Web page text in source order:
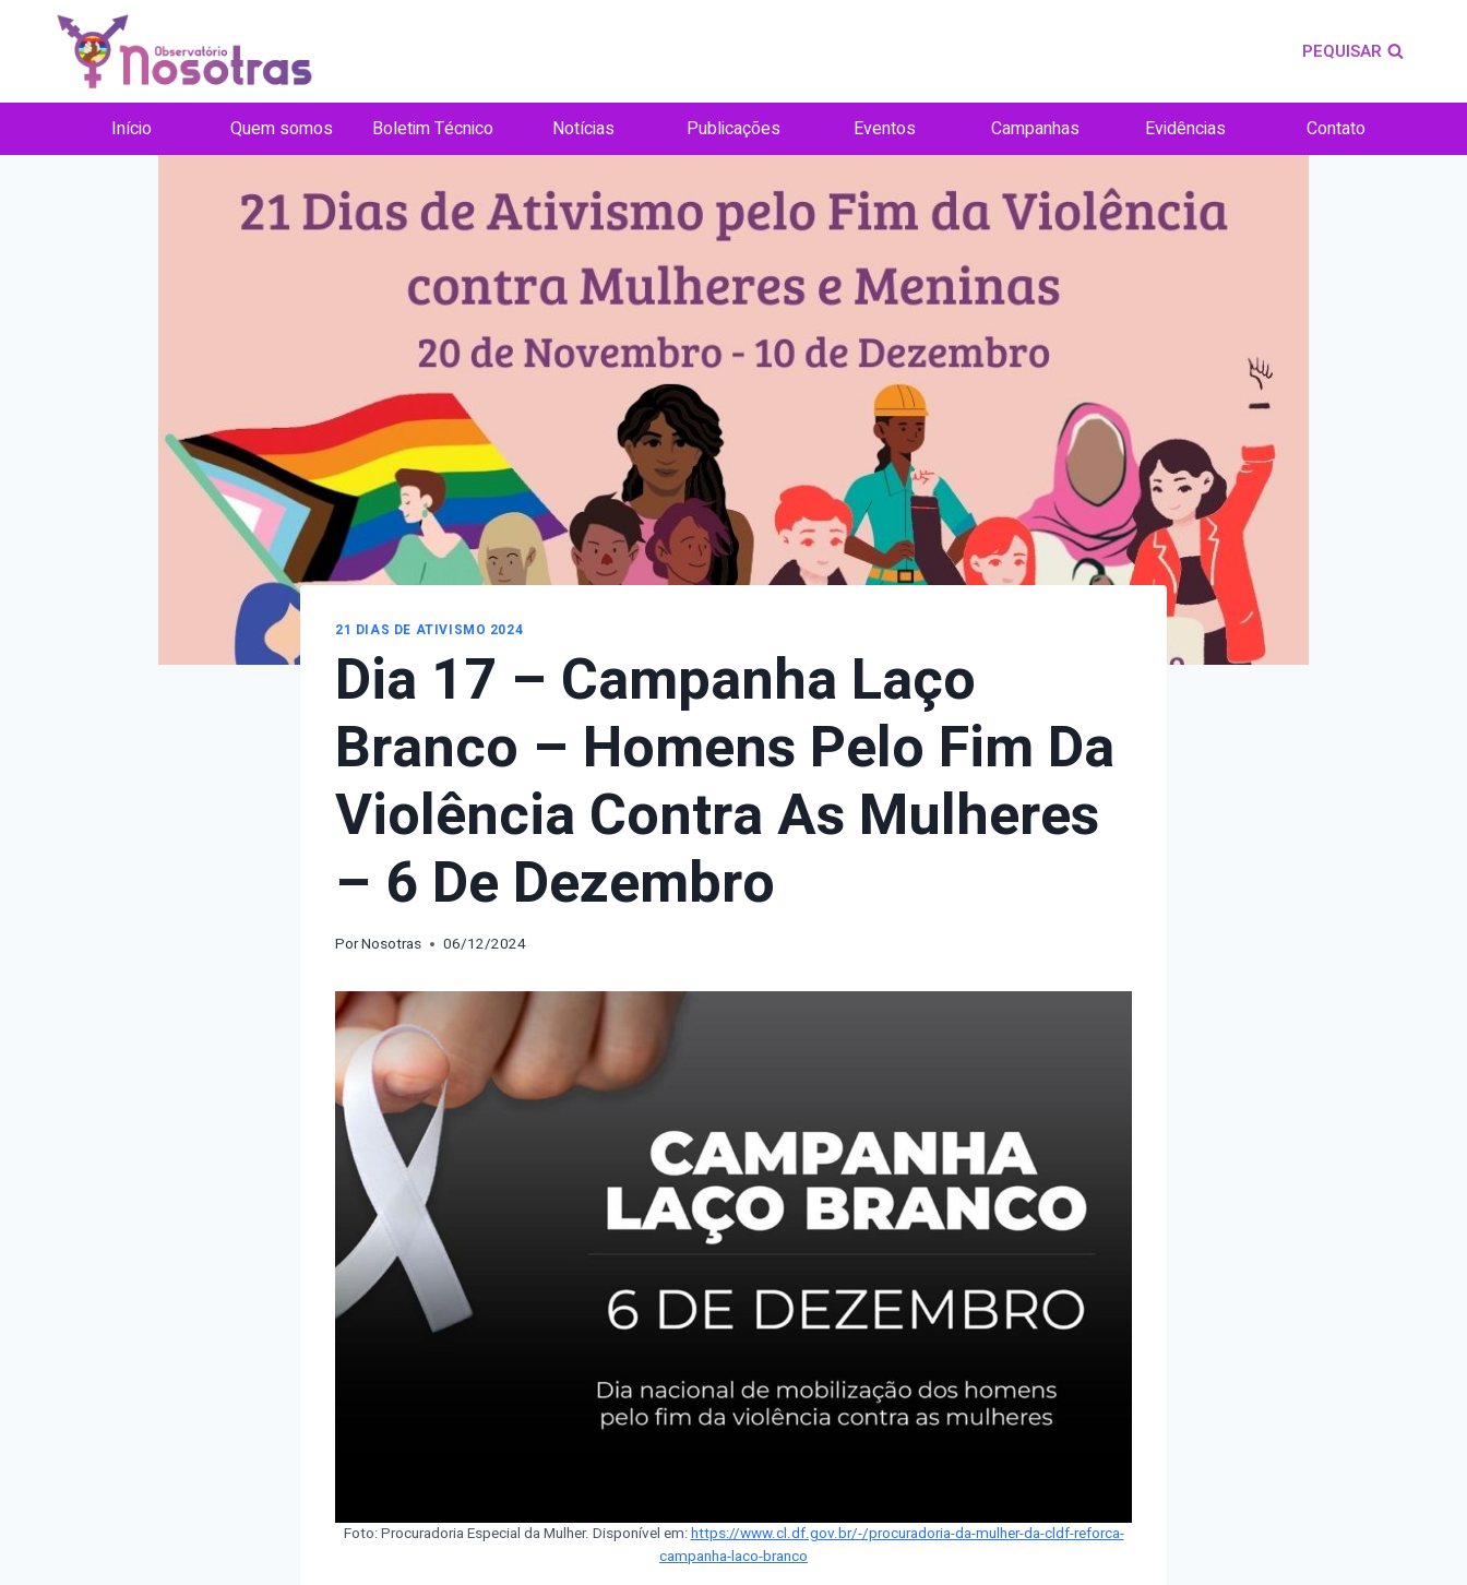
Conteúdo
PEQUISAR
Início Quem somos Boletim Técnico Notícias Publicações Eventos Campanhas Evidências Contato
21 DIAS DE ATIVISMO 2024
Dia 17 – Campanha Laço
Branco – Homens Pelo Fim Da
Violência Contra As Mulheres
– 6 De Dezembro
PorNosotras 06/12/2024
Foto: Procuradoria Especial da Mulher. Disponível em:https://www.cl.df.gov.br/-/procuradoria-da-mulher-da-cldf-reforca-
campanha-laco-branco